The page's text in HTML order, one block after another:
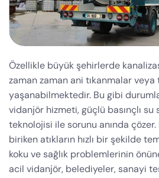
Özellikle büyük şehirlerde
zaman zaman ani tıkanmalar
yaşanabilmektedir. Bu gibi
vidanjör hizmeti, güçlü basınçlı
teknolojisi ile sorunu anında
biriken atıkların hızlı bir şekilde
koku ve sağlık problemlerinin
acil vidanjör, belediyeler, sanayi